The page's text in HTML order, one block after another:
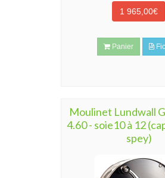
1 965,00€
Panier
Moulinet Lundwall
4.60 - soie10 à 12
spey)